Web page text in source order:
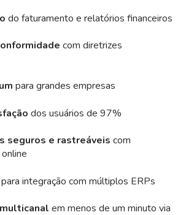
do faturamento e relatórios financeiros
com diretrizes
para grandes empresas
dos usuários de 97%
seguros e rastreáveis com
para integração com múltiplos ERPs
em menos de um minuto via